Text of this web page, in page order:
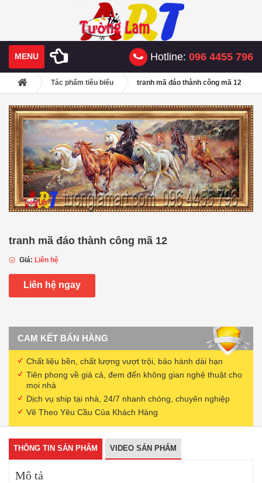
MENU Hotline: 096 4455 796
Tác phẩm tiêu biểu tranh mã đáo thành công mã 12
tranh mã đáo thành công mã 12
Giá: Liên hệ
Liên hệ ngay
CAM KẾT BÁN HÀNG
Chất liệu bền, chất lượng vượt trội, bảo hành dài hạn
Tiên phong về giá cả, đem đến không gian nghệ thuật cho
mọi nhà
Dịch vụ ship tại nhà, 24/7 nhanh chóng, chuyên nghiệp
Vẽ Theo Yêu Cầu Của Khách Hàng
THÔNG TIN SẢN PHẨM VIDEO SẢN PHẨM
Mô tả